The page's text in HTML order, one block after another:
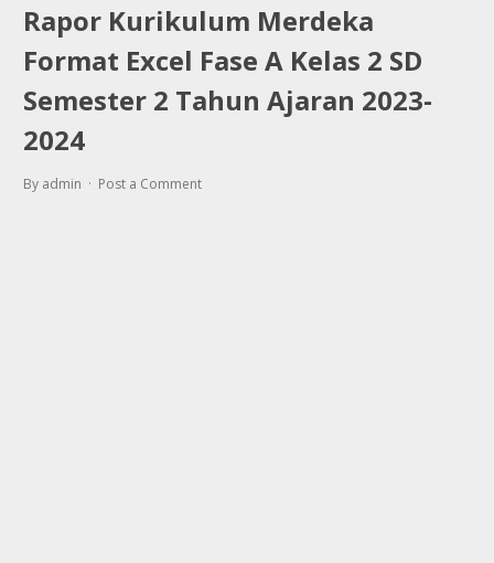
Rapor Kurikulum Merdeka
Format Excel Fase A Kelas 2 SD
Semester 2 Tahun Ajaran 2023-
2024
By admin Post a Comment